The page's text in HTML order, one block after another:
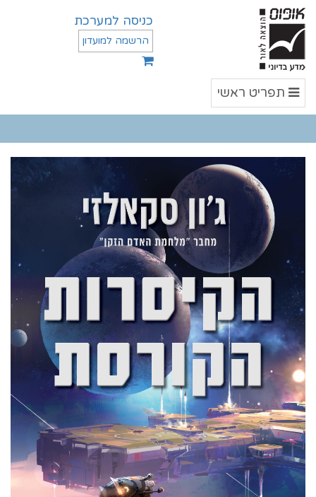
כניסה למערכת
הרשמה למועדון
תפריט
ראשי
תפריט ראשי